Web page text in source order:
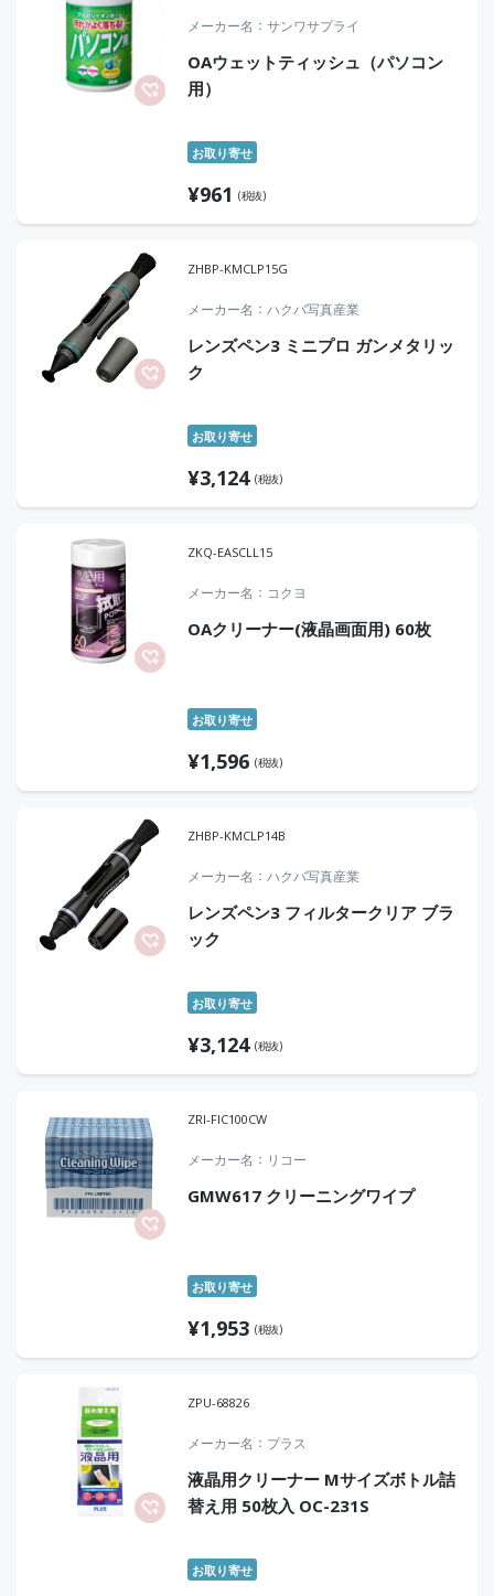
メーカー名 サンワサプライ
OAウェットティッシュ（パソコン
用）
お取り寄せ
¥961 (税抜)
ZHBP-KMCLP15G
メーカー名 ハクバ写真産業
レンズペン3 ミニプロ ガンメタリッ
ク
お取り寄せ
¥3,124 (税抜)
ZKQ-EASCLL15
メーカー名 コクヨ
OAクリーナー(液晶画面用) 60枚
お取り寄せ
¥1,596 (税抜)
ZHBP-KMCLP14B
メーカー名 ハクバ写真産業
レンズペン3 フィルタークリア ブラ
ック
お取り寄せ
¥3,124 (税抜)
ZRI-FIC100CW
メーカー名 リコー
GMW617 クリーニングワイプ
お取り寄せ
¥1,953 (税抜)
ZPU-68826
メーカー名 プラス
液晶用クリーナー Mサイズボトル詰
替え用 50枚入 OC-231S
お取り寄せ